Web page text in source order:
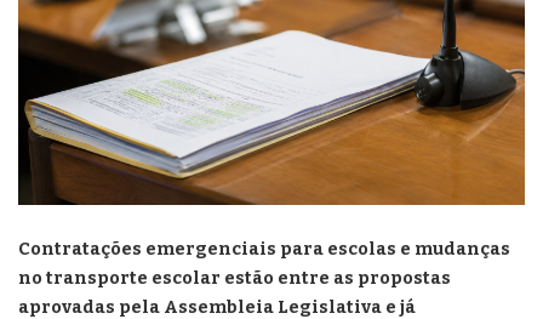
Contratações emergenciais para escolas e mudanças
no transporte escolar estão entre as propostas
aprovadas pela Assembleia Legislativa e já